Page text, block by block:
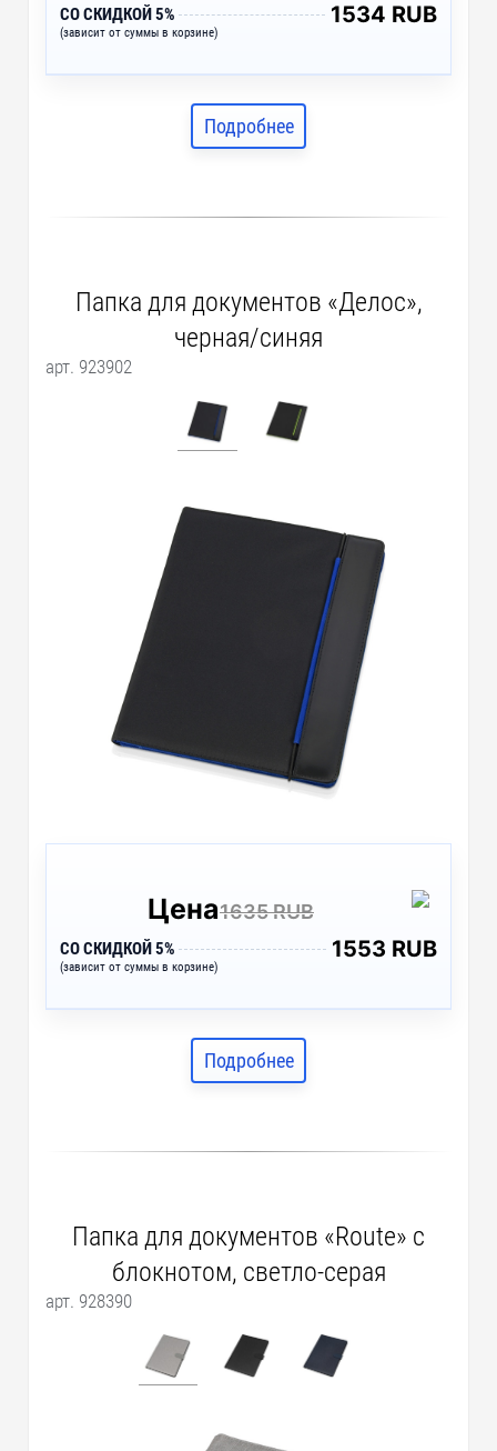
СО СКИДКОЙ 5%
(зависит от суммы в корзине)
1534 RUB
Подробнее
Папка для документов «Делос»,
черная/синяя
арт. 923902
Цена1635 RUB
СО СКИДКОЙ 5%
(зависит от суммы в корзине)
1553 RUB
Подробнее
Папка для документов «Route» с
блокнотом, светло-серая
арт. 928390